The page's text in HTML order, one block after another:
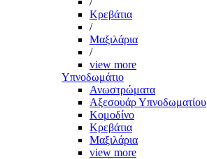
Κρεβάτια
/
Μαξιλάρια
/
view more
Υπνοδωμάτιο
Ανωστρώματα
Αξεσουάρ Υπνοδωματίου
Κομοδίνο
Κρεβάτια
Μαξιλάρια
view more